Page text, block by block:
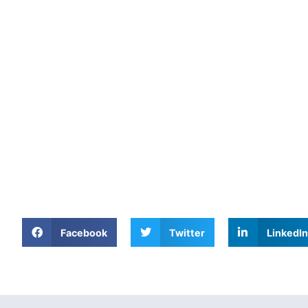
Facebook Twitter LinkedIn